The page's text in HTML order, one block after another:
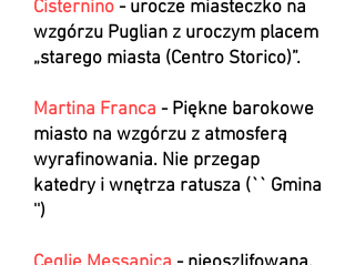
Cisternino - urocze miasteczko na
wzgórzu Puglian z uroczym placem
„starego miasta (Centro Storico)”.
Martina Franca - Piękne barokowe
miasto na wzgórzu z atmosferą
wyrafinowania. Nie przegap
katedry i wnętrza ratusza (`` Gmina
'')